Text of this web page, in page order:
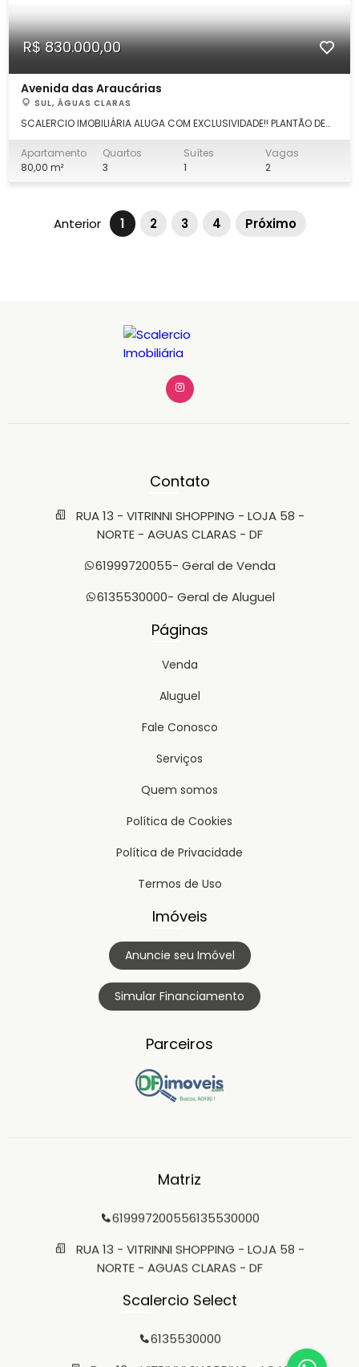
R$ 830.000,00
Avenida das Araucárias
SUL, ÁGUAS CLARAS
SCALERCIO IMOBILIÁRIA ALUGA COM EXCLUSIVIDADE!! PLANTÃO DE
DETALHES: Apartamento mobiliado, andar alto, nascente, 3
quartos (1 suíte), armários planejados, varanda gourmet.
Apartamento
80,00 m²
Quartos
3
Suítes
1
Vagas
2
Anterior 1 2 3 4 Próximo
Contato
RUA 13 - VITRINNI SHOPPING - LOJA 58 -
NORTE - AGUAS CLARAS - DF
61999720055- Geral de Venda
6135530000- Geral de Aluguel
Páginas
Venda
Aluguel
Fale Conosco
Serviços
Quem somos
Política de Cookies
Política de Privacidade
Termos de Uso
Imóveis
Anuncie seu Imóvel
Simular Financiamento
Parceiros
Matriz
619997200556135530000
RUA 13 - VITRINNI SHOPPING - LOJA 58 -
NORTE - AGUAS CLARAS - DF
Scalercio Select
6135530000